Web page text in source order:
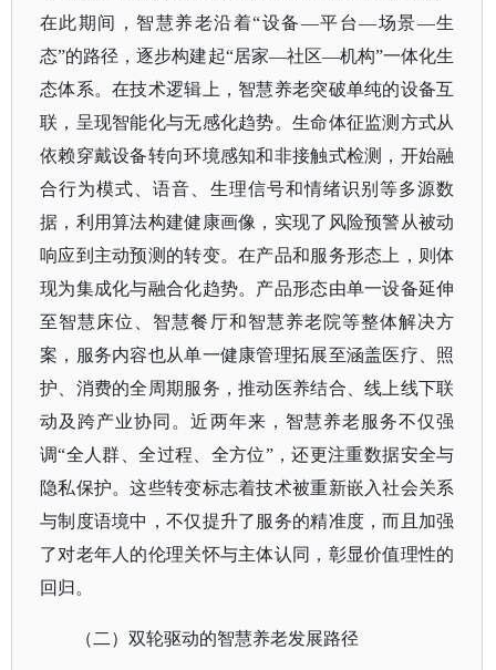
在此期间，智慧养老沿着“设备—平台—场景—生
态”的路径，逐步构建起“居家—社区—机构”一体化生
态体系。在技术逻辑上，智慧养老突破单纯的设备互
联，呈现智能化与无感化趋势。生命体征监测方式从
依赖穿戴设备转向环境感知和非接触式检测，开始融
合行为模式、语音、生理信号和情绪识别等多源数
据，利用算法构建健康画像，实现了风险预警从被动
响应到主动预测的转变。在产品和服务形态上，则体
现为集成化与融合化趋势。产品形态由单一设备延伸
至智慧床位、智慧餐厅和智慧养老院等整体解决方
案，服务内容也从单一健康管理拓展至涵盖医疗、照
护、消费的全周期服务，推动医养结合、线上线下联
动及跨产业协同。近两年来，智慧养老服务不仅强
调“全人群、全过程、全方位”，还更注重数据安全与
隐私保护。这些转变标志着技术被重新嵌入社会关系
与制度语境中，不仅提升了服务的精准度，而且加强
了对老年人的伦理关怀与主体认同，彰显价值理性的
回归。
（二）双轮驱动的智慧养老发展路径